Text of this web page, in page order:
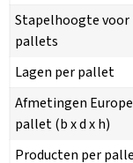
Stapelhoogte voor
pallets
Lagen per pallet
Afmetingen
pallet (b x d x h)
Producten per